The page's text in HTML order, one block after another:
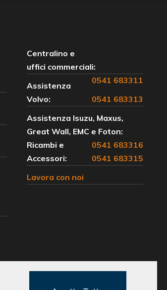
Centralino e
uffici commerciali:
0541 683311
Assistenza
Volvo:
0541 683313
Assistenza Isuzu, Maxus,
Great Wall, EMC e Foton:
0541 683316
Ricambi e
Accessori:
0541 683315
Lavora con noi